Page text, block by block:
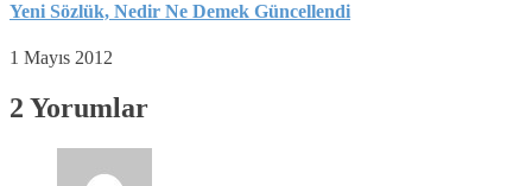
Yeni Sözlük, Nedir Ne Demek Güncellendi
1 Mayıs 2012
2 Yorumlar